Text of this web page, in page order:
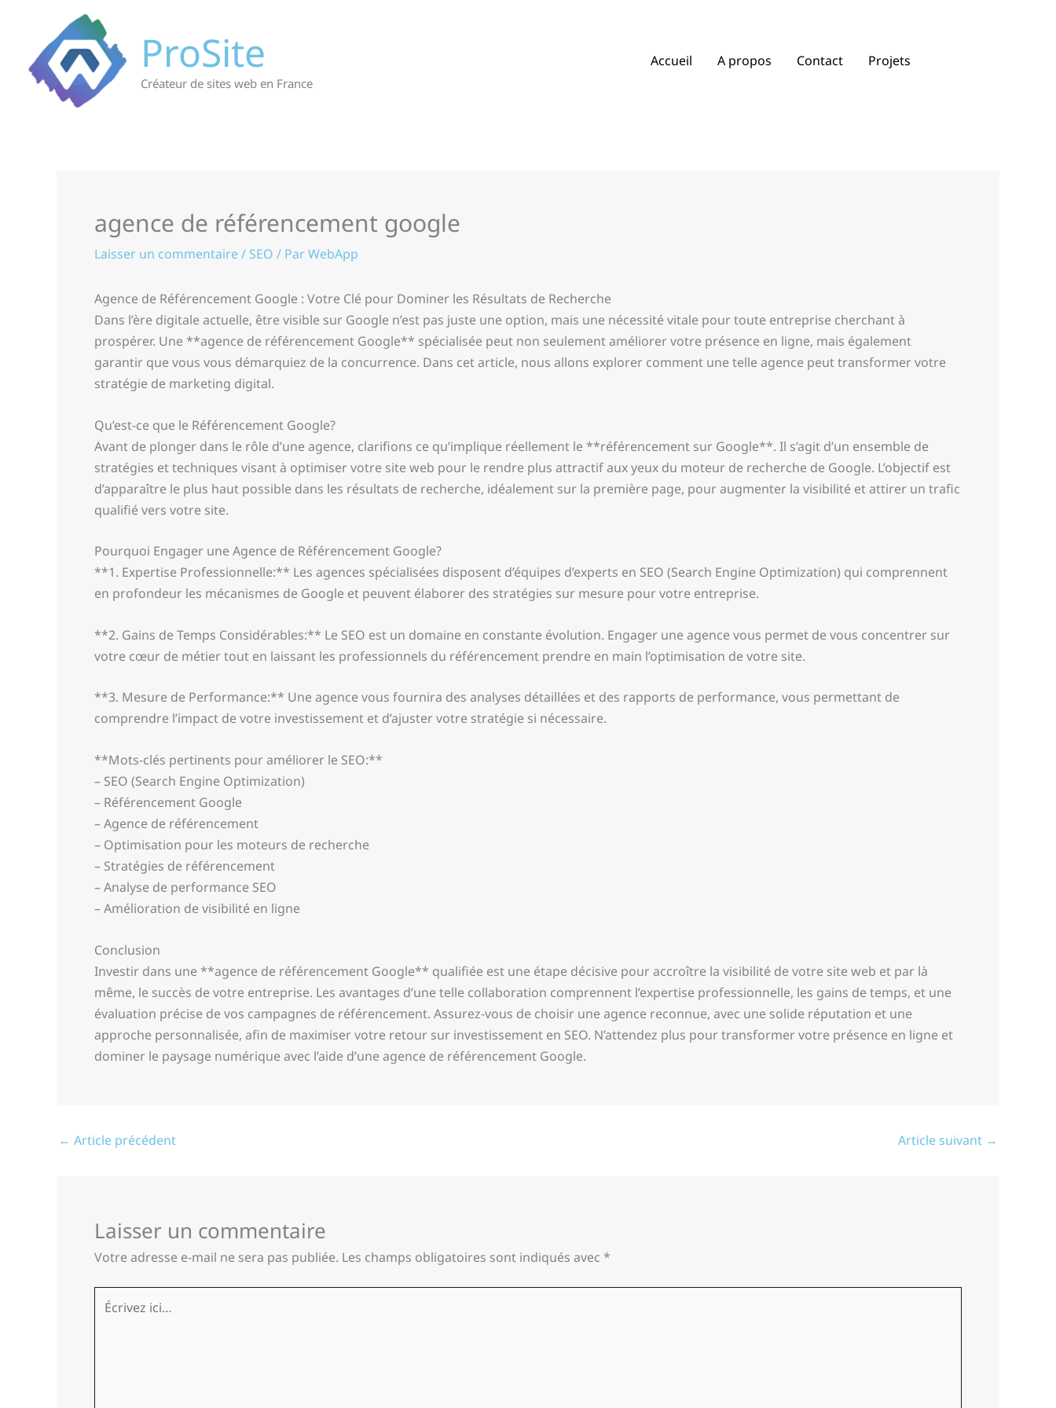
contenu
ProSite
Créateur de sites web en France
Accueil A propos Contact Projets
agence de référencement google
Laisser un commentaire/ SEO / ParWebApp
Agence de Référencement Google : Votre Clé pour Dominer les Résultats de Recherche
Dans l’ère digitale actuelle, être visible sur Google n’est pas juste une option, mais une nécessité vitale pour toute entreprise cherchant à
prospérer. Une **agence de référencement Google** spécialisée peut non seulement améliorer votre présence en ligne, mais également
garantir que vous vous démarquiez de la concurrence. Dans cet article, nous allons explorer comment une telle agence peut transformer votre
stratégie de marketing digital.
Qu’est-ce que le Référencement Google?
Avant de plonger dans le rôle d’une agence, clarifions ce qu’implique réellement le **référencement sur Google**. Il s’agit d’un ensemble de
stratégies et techniques visant à optimiser votre site web pour le rendre plus attractif aux yeux du moteur de recherche de Google. L’objectif est
d’apparaître le plus haut possible dans les résultats de recherche, idéalement sur la première page, pour augmenter la visibilité et attirer un trafic
qualifié vers votre site.
Pourquoi Engager une Agence de Référencement Google?
**1. Expertise Professionnelle:** Les agences spécialisées disposent d’équipes d’experts en SEO (Search Engine Optimization) qui comprennent
en profondeur les mécanismes de Google et peuvent élaborer des stratégies sur mesure pour votre entreprise.
**2. Gains de Temps Considérables:** Le SEO est un domaine en constante évolution. Engager une agence vous permet de vous concentrer sur
votre cœur de métier tout en laissant les professionnels du référencement prendre en main l’optimisation de votre site.
**3. Mesure de Performance:** Une agence vous fournira des analyses détaillées et des rapports de performance, vous permettant de
comprendre l’impact de votre investissement et d’ajuster votre stratégie si nécessaire.
**Mots-clés pertinents pour améliorer le SEO:**
– SEO (Search Engine Optimization)
– Référencement Google
– Agence de référencement
– Optimisation pour les moteurs de recherche
– Stratégies de référencement
– Analyse de performance SEO
– Amélioration de visibilité en ligne
Conclusion
Investir dans une **agence de référencement Google** qualifiée est une étape décisive pour accroître la visibilité de votre site web et par là
même, le succès de votre entreprise. Les avantages d’une telle collaboration comprennent l’expertise professionnelle, les gains de temps, et une
évaluation précise de vos campagnes de référencement. Assurez-vous de choisir une agence reconnue, avec une solide réputation et une
approche personnalisée, afin de maximiser votre retour sur investissement en SEO. N’attendez plus pour transformer votre présence en ligne et
dominer le paysage numérique avec l’aide d’une agence de référencement Google.
← Article précédent Article suivant →
Laisser un commentaire
Votre adresse e-mail ne sera pas publiée. Les champs obligatoires sont indiqués avec *
Écrivez
ici…